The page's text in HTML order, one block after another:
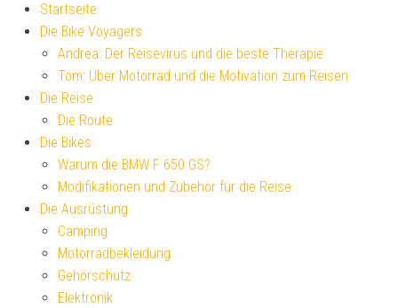
Startseite
Die Bike Voyagers
Andrea: Der Reisevirus und die beste Therapie
Tom: Über Motorrad und die Motivation zum Reisen
Die Reise
Die Route
Die Bikes
Warum die BMW F 650 GS?
Modifikationen und Zubehör für die Reise
Die Ausrüstung
Camping
Motorradbekleidung
Gehörschutz
Elektronik